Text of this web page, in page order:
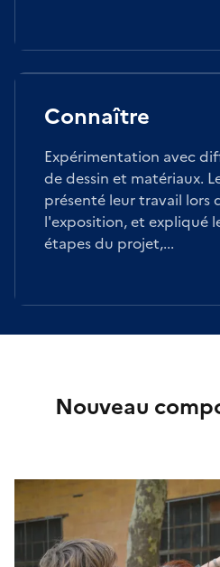
Connaître
Expérimentation avec
de dessin et matériaux.
présenté leur travail lors
l'exposition, et expliqué
étapes du projet,...
Nouveau